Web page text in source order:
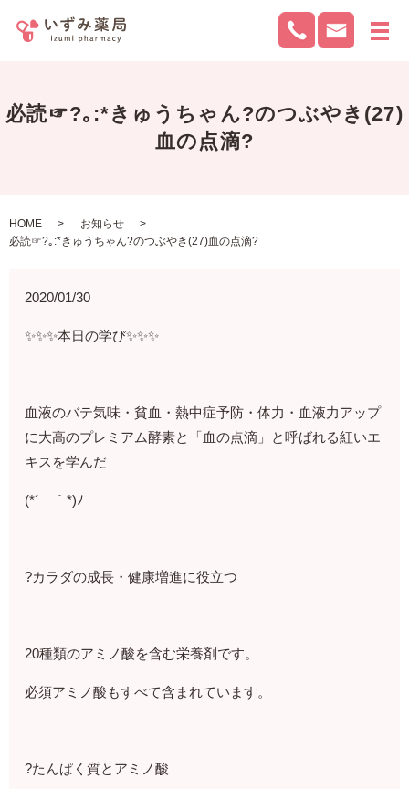
メ
必読☞?｡:*きゅうちゃん?のつぶやき(27)
血の点滴?
HOME
お知らせ
必読☞?｡:*きゅうちゃん?のつぶやき(27)血の点滴?
2020/01/30
✨✨✨本日の学び✨✨✨
血液のバテ気味・貧血・熱中症予防・体力・血液力アップ
に大高のプレミアム酵素と「血の点滴」と呼ばれる紅いエ
キスを学んだ
(*´－｀*)ﾉ
?カラダの成長・健康増進に役立つ
20種類のアミノ酸を含む栄養剤です。
必須アミノ酸もすべて含まれています。
?たんぱく質とアミノ酸